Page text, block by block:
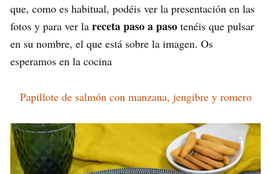
que, como es habitual, podéis ver la presentación en las
fotos y para ver la receta paso a paso tenéis que pulsar
en su nombre, el que está sobre la imagen. Os
esperamos en la cocina
Papillote de salmón con manzana, jengibre y romero